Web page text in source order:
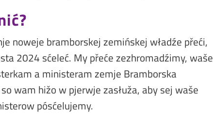
noweje bramborskej zemińskej władźe přeći,
2024 sćeleć. My přeće zezhromadźimy, waše
a ministeram zemje Bramborska
wam hižo w pjerwje zasłuža, aby sej waše
pósćelujemy.